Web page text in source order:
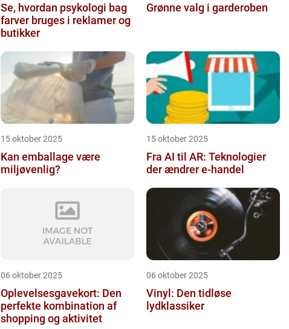
Se, hvordan psykologi bag
farver bruges i reklamer og
butikker
Grønne valg i garderoben
15 oktober 2025
Kan emballage være
miljøvenlig?
15 oktober 2025
Fra AI til AR: Teknologier
der ændrer e-handel
06 oktober 2025
Oplevelsesgavekort: Den
perfekte kombination af
shopping og aktivitet
06 oktober 2025
Vinyl: Den tidløse
lydklassiker